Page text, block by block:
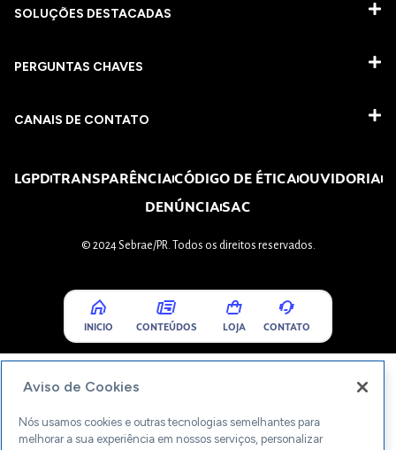
SOLUÇÕES DESTACADAS
PERGUNTAS CHAVES​
CANAIS DE CONTATO
LGPDTRANSPARÊNCIACÓDIGO DE ÉTICAOUVIDORIA
DENÚNCIASAC
© 2024 Sebrae/PR. Todos os direitos reservados.
INICIO CONTEÚDOS LOJA CONTATO
Aviso de Cookies
Nós usamos cookies e outras tecnologias semelhantes para
melhorar a sua experiência em nossos serviços, personalizar